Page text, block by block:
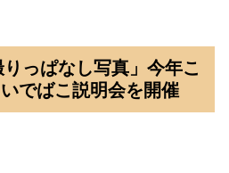
っぱなし写真」今年こ
でばこ説明会を開催